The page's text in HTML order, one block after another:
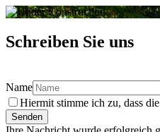
Schreiben Sie uns
Name
Hiermit stimme ich zu, dass
Senden